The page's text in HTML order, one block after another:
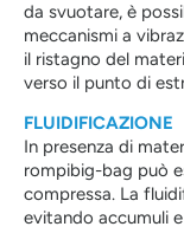
da svuotare, è
meccanismi a
il ristagno del
verso il punto di
FLUIDIFICAZIONE
In presenza di
rompibig-bag può
compressa. La
evitando accumuli